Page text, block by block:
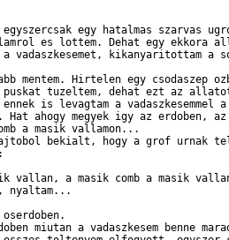
egyszercsak egy hatalmas szarvas
es lottem. Dehat egy ekkora
vadaszkesemet, kikanyaritottam a
mentem. Hirtelen egy csodaszep
puskat tuzeltem, dehat ezt az
ennek is levagtam a vadaszkesemmel
ahogy megyek igy az erdoben, az
a masik vallamon...
bekialt, hogy a grof urnak
vallan, a masik comb a masik
nyaltam...
miutan a vadaszkesem benne